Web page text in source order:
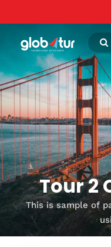
Tour 2
This is sample of